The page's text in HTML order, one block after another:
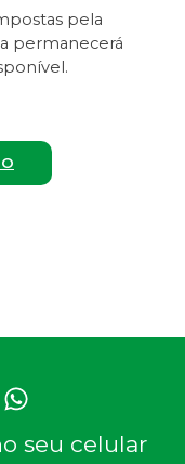
pela
permanecerá
seu celular